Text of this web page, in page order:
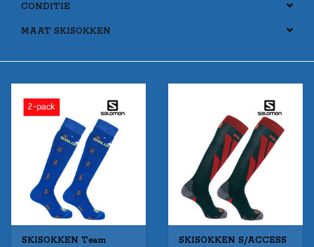
CONDITIE
MAAT SKISOKKEN
SKISOKKEN Team
SKISOKKEN S/ACCESS